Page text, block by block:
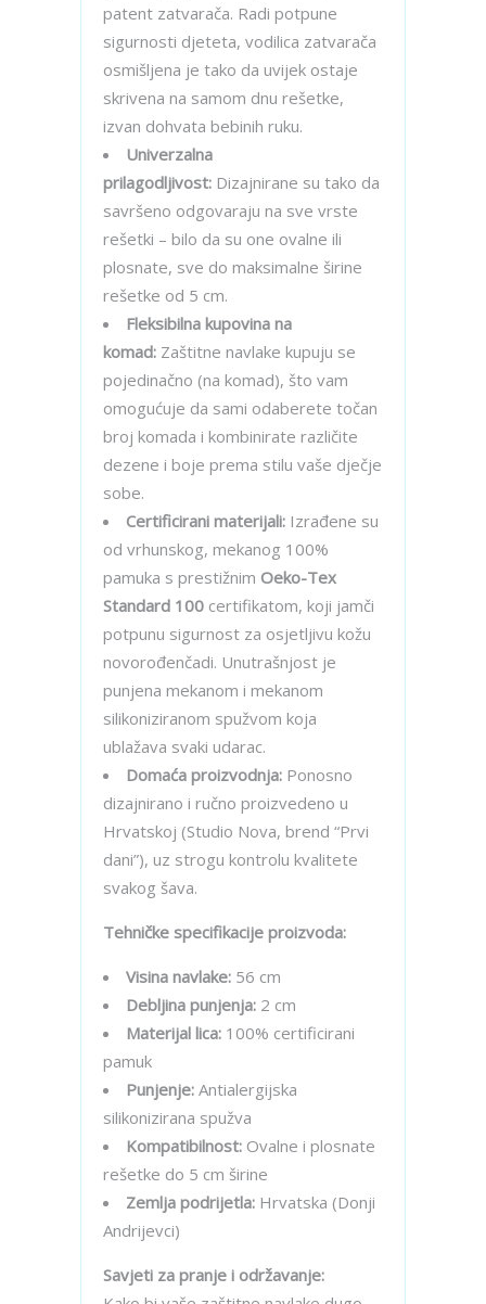
patent zatvarača. Radi potpune
sigurnosti djeteta, vodilica zatvarača
osmišljena je tako da uvijek ostaje
skrivena na samom dnu rešetke,
izvan dohvata bebinih ruku.
Univerzalna
prilagodljivost: Dizajnirane su tako da
savršeno odgovaraju na sve vrste
rešetki – bilo da su one ovalne ili
plosnate, sve do maksimalne širine
rešetke od 5 cm.
Fleksibilna kupovina na
komad: Zaštitne navlake kupuju se
pojedinačno (na komad), što vam
omogućuje da sami odaberete točan
broj komada i kombinirate različite
dezene i boje prema stilu vaše dječje
sobe.
Certificirani materijali: Izrađene su
od vrhunskog, mekanog 100%
pamuka s prestižnim Oeko-Tex
Standard 100 certifikatom, koji jamči
potpunu sigurnost za osjetljivu kožu
novorođenčadi. Unutrašnjost je
punjena mekanom i mekanom
silikoniziranom spužvom koja
ublažava svaki udarac.
Domaća proizvodnja: Ponosno
dizajnirano i ručno proizvedeno u
Hrvatskoj (Studio Nova, brend “Prvi
dani”), uz strogu kontrolu kvalitete
svakog šava.
Tehničke specifikacije proizvoda:
Visina navlake: 56 cm
Debljina punjenja: 2 cm
Materijal lica: 100% certificirani
pamuk
Punjenje: Antialergijska
silikonizirana spužva
Kompatibilnost: Ovalne i plosnate
rešetke do 5 cm širine
Zemlja podrijetla: Hrvatska (Donji
Andrijevci)
Savjeti za pranje i održavanje: